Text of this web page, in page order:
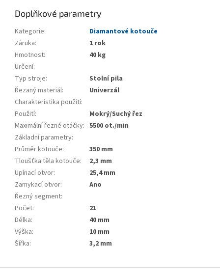
Doplňkové parametry
Kategorie:
Diamantové kotouče
Záruka:
1 rok
Hmotnost:
40 kg
Určení:
Typ stroje:
Stolní pila
Řezaný materiál:
Univerzál
Charakteristika použití:
Použití:
Mokrý/Suchý řez
Maximální řezné otáčky: 5500 ot./min
Základní parametry:
Průměr kotouče:
350 mm
Tloušťka těla kotouče:
2,3 mm
Upínací otvor:
25,4 mm
Zamykací otvor:
Ano
Řezný segment:
Počet:
21
Délka:
40 mm
Výška:
10 mm
Šířka: 3,2 mm